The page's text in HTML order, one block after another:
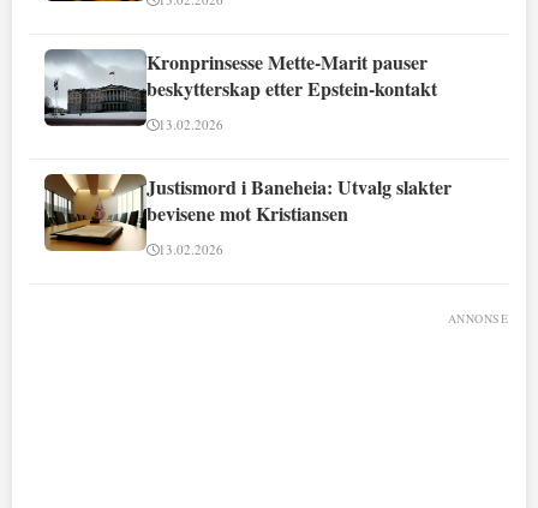
Kronprinsesse Mette-Marit pauser
beskytterskap etter Epstein-kontakt
13.02.2026
Justismord i Baneheia: Utvalg slakter
bevisene mot Kristiansen
13.02.2026
ANNONSE